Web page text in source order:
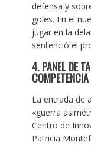
defensa y
goles. En el
jugar en la
sentenció el
4. PANEL DE
La entrada de
«guerra
Centro de
Patricia